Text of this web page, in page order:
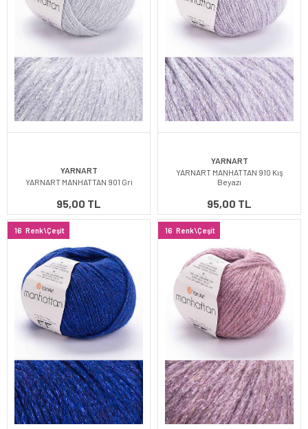
YARNART
YARNART MANHATTAN 901 Gri
95,00 TL
YARNART
YARNART MANHATTAN 910 Kış
Beyazı
95,00 TL
16 Renk\Çeşit 16 Renk\Çeşit